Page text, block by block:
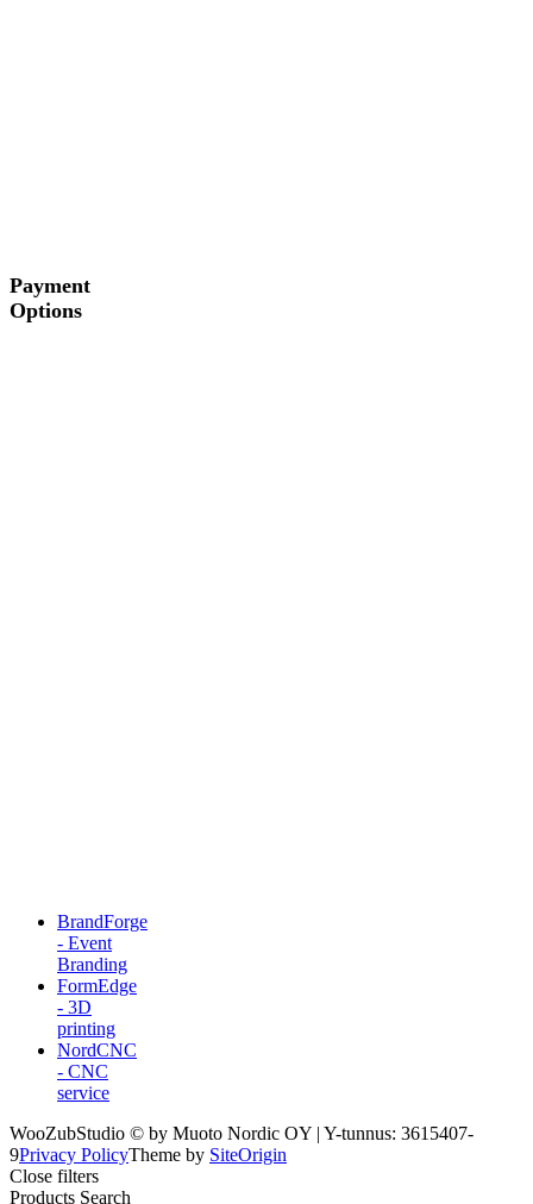
Payment
Options
BrandForge
- Event
Branding
FormEdge
- 3D
printing
NordCNC
- CNC
service
WooZubStudio © by Muoto Nordic OY | Y-tunnus: 3615407-
9Privacy PolicyTheme by SiteOrigin
Close filters
Products Search